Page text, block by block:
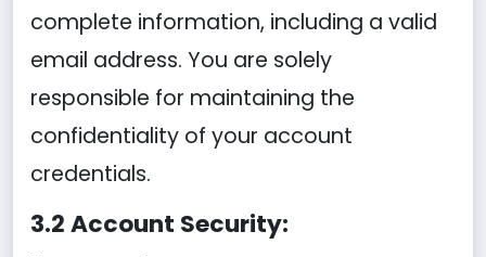
complete information, including a valid
email address. You are solely
responsible for maintaining the
confidentiality of your account
credentials.
3.2 Account Security: